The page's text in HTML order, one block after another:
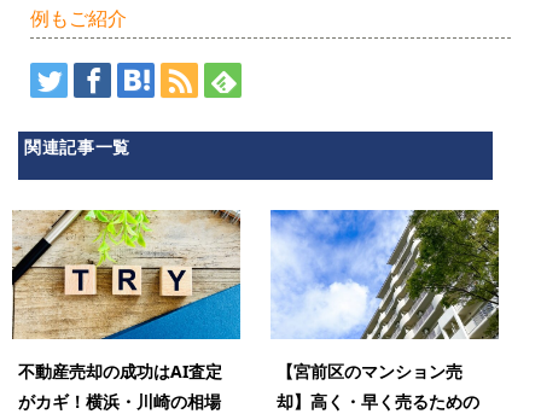
例もご紹介
関連記事一覧
不動産売却の成功はAI査定
がカギ！横浜・川崎の相場
【宮前区のマンション売
却】高く・早く売るための